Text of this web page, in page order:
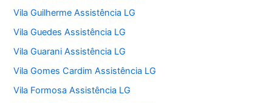
Vila Guilherme Assistência LG
Vila Guedes Assistência LG
Vila Guarani Assistência LG
Vila Gomes Cardim Assistência LG
Vila Formosa Assistência LG